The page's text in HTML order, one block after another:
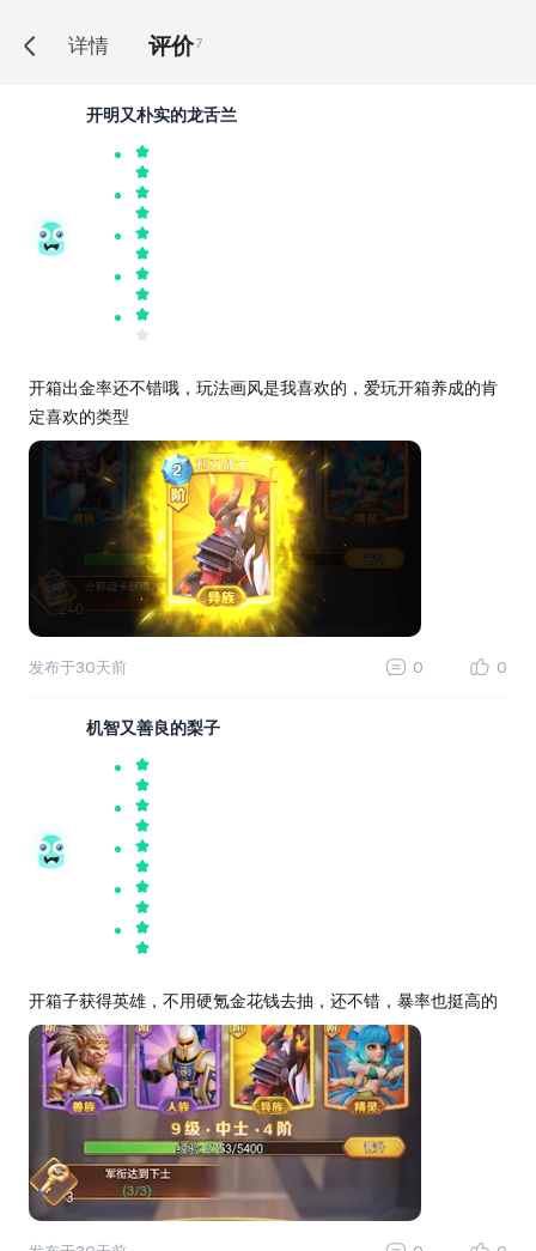
详情 评价7
开明又朴实的龙舌兰
开箱出金率还不错哦，玩法画风是我喜欢的，爱玩开箱养成的肯
定喜欢的类型
发布于30天前 0 0
机智又善良的梨子
开箱子获得英雄，不用硬氪金花钱去抽，还不错，暴率也挺高的